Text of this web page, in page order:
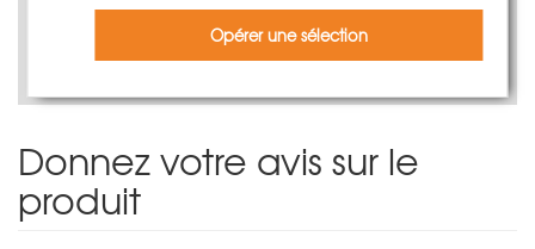
Regardez notre vidéo produit
Donnez votre avis sur le
produit
Opérer une sélection